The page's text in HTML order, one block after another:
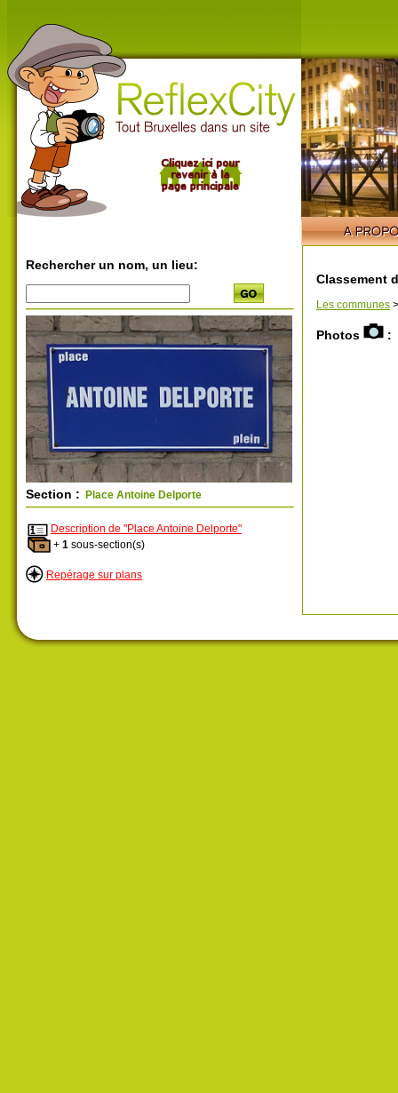
Rechercher un nom, un lieu:
Section : Place Antoine Delporte
Description de "Place Antoine Delporte"
+ 1 sous-section(s)
Repérage sur plans
Classement
Les communes >
Photos :